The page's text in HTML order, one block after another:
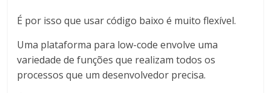
É por isso que usar código baixo é muito flexível.
Uma plataforma para low-code envolve uma
variedade de funções que realizam todos os
processos que um desenvolvedor precisa.